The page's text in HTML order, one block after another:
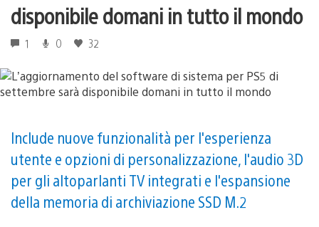
disponibile domani in tutto il mondo
1 0 32
Include nuove funzionalità per l'esperienza
utente e opzioni di personalizzazione, l'audio 3D
per gli altoparlanti TV integrati e l'espansione
della memoria di archiviazione SSD M.2